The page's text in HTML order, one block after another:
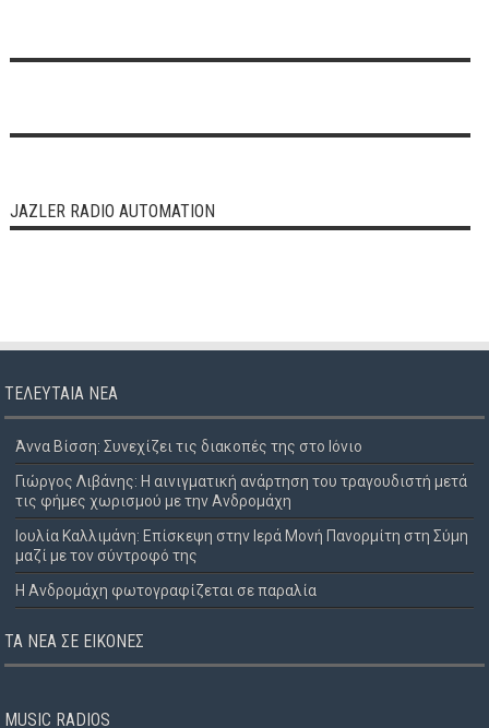
JAZLER RADIO AUTOMATION
ΤΕΛΕΥΤΑΊΑ ΝΈΑ
Άννα Βίσση: Συνεχίζει τις διακοπές της στο Ιόνιο
Γιώργος Λιβάνης: Η αινιγματική ανάρτηση του τραγουδιστή μετά
τις φήμες χωρισμού με την Ανδρομάχη
Ιουλία Καλλιμάνη: Επίσκεψη στην Ιερά Μονή Πανορμίτη στη Σύμη
μαζί με τον σύντροφό της
Η Ανδρομάχη φωτογραφίζεται σε παραλία
ΤΑ ΝΈΑ ΣΕ ΕΙΚΌΝΕΣ
MUSIC RADIOS